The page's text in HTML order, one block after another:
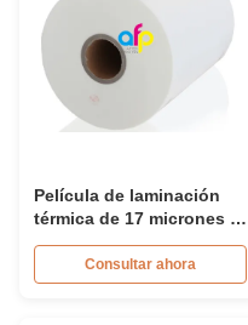
Película de laminación
térmica de 17 micrones -
250 micrones Suavidad
para UV selectivo /
Estampado en caliente
Consultar ahora